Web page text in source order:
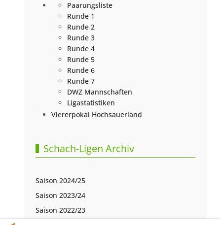
Paarungsliste
Runde 1
Runde 2
Runde 3
Runde 4
Runde 5
Runde 6
Runde 7
DWZ Mannschaften
Ligastatistiken
Viererpokal Hochsauerland
Schach-Ligen Archiv
Saison 2024/25
Saison 2023/24
Saison 2022/23